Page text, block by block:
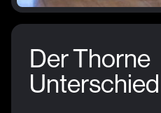
Der Thorne
Unterschied